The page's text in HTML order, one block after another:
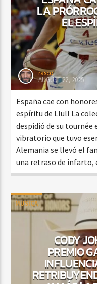
LA
EL
rasco
AUGUST 22, 2025
España cae con
espíritu de Llull La
despidió de su tournée
vibratorio que tuvo
Alemania se llevó el
una retraso de
MUSICA
CODY
PREMIO